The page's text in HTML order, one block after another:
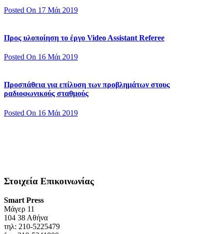
Posted On 17 Μάι 2019
Προς υλοποίηση το έργο Video Assistant Referee
Posted On 16 Μάι 2019
Προσπάθεια για επίλυση των προβλημάτων στους
ραδιοφωνικούς σταθμούς
Posted On 16 Μάι 2019
Στοιχεία Επικοινωνίας
Smart Press
Mάγερ 11
104 38 Αθήνα
τηλ: 210-5225479